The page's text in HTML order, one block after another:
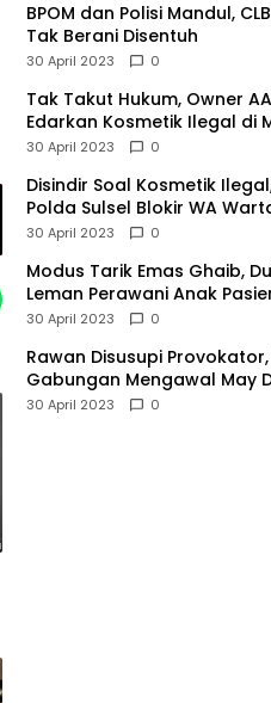
BPOM dan Polisi Mandul,
Tak Berani Disentuh
30 April 2023 0
Tak Takut Hukum, Owner
Edarkan Kosmetik Ilegal di
30 April 2023 0
Disindir Soal Kosmetik
Polda Sulsel Blokir WA
30 April 2023 0
Modus Tarik Emas Ghaib,
Leman Perawani Anak
30 April 2023 0
Rawan Disusupi
Gabungan Mengawal May
30 April 2023 0